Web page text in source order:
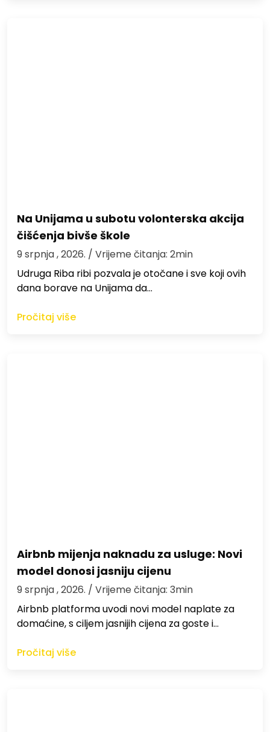
Na Unijama u subotu volonterska akcija
čišćenja bivše škole
9 srpnja , 2026. / Vrijeme čitanja: 2min
Udruga Riba ribi pozvala je otočane i sve koji ovih
dana borave na Unijama da…
Pročitaj više
Airbnb mijenja naknadu za usluge: Novi
model donosi jasniju cijenu
9 srpnja , 2026. / Vrijeme čitanja: 3min
Airbnb platforma uvodi novi model naplate za
domaćine, s ciljem jasnijih cijena za goste i…
Pročitaj više